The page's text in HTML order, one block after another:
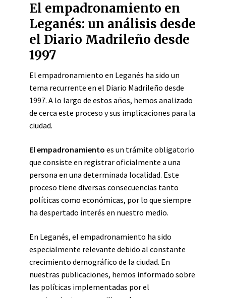
El empadronamiento en
Leganés: un análisis desde
el Diario Madrileño desde
1997
El empadronamiento en Leganés ha sido un
tema recurrente en el Diario Madrileño desde
1997. A lo largo de estos años, hemos analizado
de cerca este proceso y sus implicaciones para la
ciudad.
El empadronamiento es un trámite obligatorio
que consiste en registrar oficialmente a una
persona en una determinada localidad. Este
proceso tiene diversas consecuencias tanto
políticas como económicas, por lo que siempre
ha despertado interés en nuestro medio.
En Leganés, el empadronamiento ha sido
especialmente relevante debido al constante
crecimiento demográfico de la ciudad. En
nuestras publicaciones, hemos informado sobre
las políticas implementadas por el